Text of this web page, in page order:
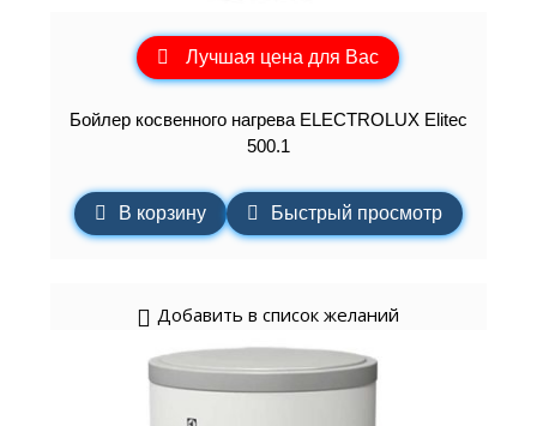
Лучшая цена для Вас
Бойлер косвенного нагрева ELECTROLUX Elitec
500.1
В корзину Быстрый просмотр
Добавить в список желаний